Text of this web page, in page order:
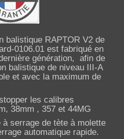
balistique RAPTOR V2 de
0106.01 est fabriqué en
génération, afin de
balistique de niveau III-A
et avec la maximum de
les calibres
38mm , 357 et 44MG
à serrage de tète à molette
automatique rapide.